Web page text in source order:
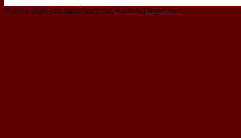
© 2005-2026 - all rights reserved | Kontakt | Impressum